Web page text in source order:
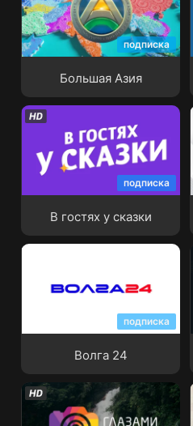
подписка
Большая Азия
Большая Азия
подписка
В гостях у сказки
подписка
Волга 24